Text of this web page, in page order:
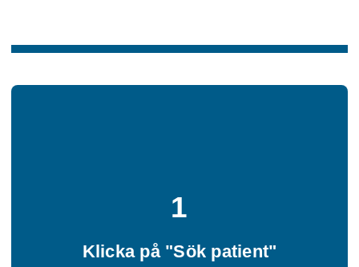
1
Klicka på "Sök patient"